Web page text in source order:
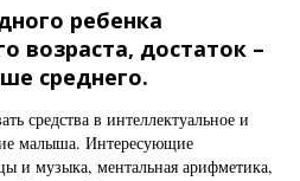
ребенка
возраста, достаток –
среднего.
средства в интеллектуальное и
малыша. Интересующие
и музыка, ментальная арифметика,